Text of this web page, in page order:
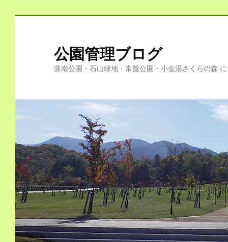
公園管理ブログ
藻南公園・石山緑地・常盤公園・小金湯さくらの森